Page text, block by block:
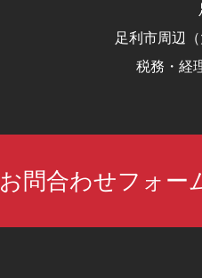
足利市周辺
税務・経
お問合わせフォー